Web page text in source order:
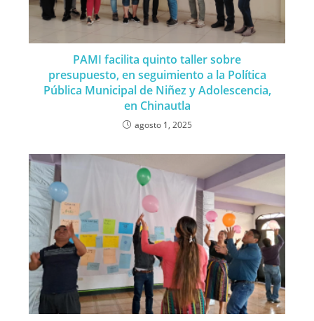
PAMI facilita quinto taller sobre
presupuesto, en seguimiento a la Política
Pública Municipal de Niñez y Adolescencia,
en Chinautla
agosto 1, 2025